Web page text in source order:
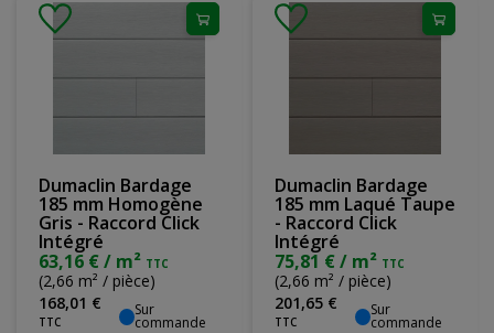
Dumaclin Bardage
185 mm Homogène
Gris - Raccord Click
Intégré
63,16 € / m² TTC
(2,66 m² / pièce)
168,01 €
TTC
Sur
commande
Dumaclin Bardage
185 mm Laqué Taupe
- Raccord Click
Intégré
75,81 € / m² TTC
(2,66 m² / pièce)
201,65 €
TTC
Sur
commande